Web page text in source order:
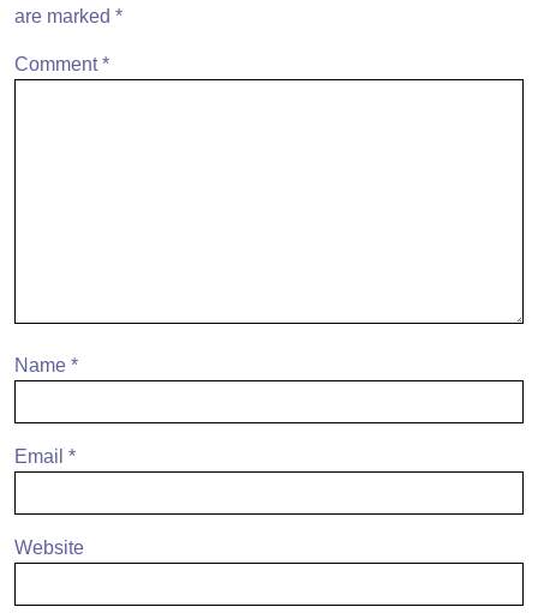
are marked *
Comment*
Name *
Email *
Website